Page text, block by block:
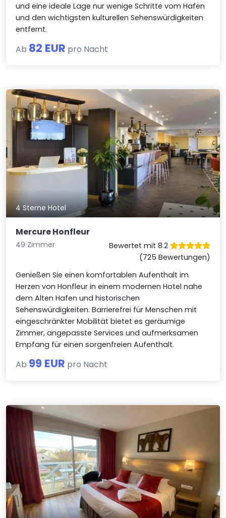
und eine ideale Lage nur wenige Schritte vom Hafen
und den wichtigsten kulturellen Sehenswürdigkeiten
entfernt.
Ab 82 EUR pro Nacht
4 Sterne Hotel
Mercure Honfleur
49 Zimmer
Bewertet mit 8.2
(725 Bewertungen)
Genießen Sie einen komfortablen Aufenthalt im
Herzen von Honfleur in einem modernen Hotel nahe
dem Alten Hafen und historischen
Sehenswürdigkeiten. Barrierefrei für Menschen mit
eingeschränkter Mobilität bietet es geräumige
Zimmer, angepasste Services und aufmerksamen
Empfang für einen sorgenfreien Aufenthalt.
Ab 99 EUR pro Nacht